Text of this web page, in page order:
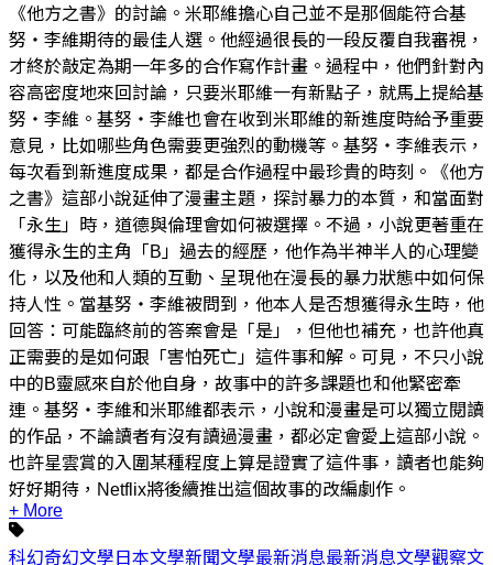
《他方之書》的討論。米耶維擔心自己並不是那個能符合基
努‧李維期待的最佳人選。他經過很長的一段反覆自我審視，
才終於敲定為期一年多的合作寫作計畫。過程中，他們針對內
容高密度地來回討論，只要米耶維一有新點子，就馬上提給基
努‧李維。基努‧李維也會在收到米耶維的新進度時給予重要
意見，比如哪些角色需要更強烈的動機等。基努‧李維表示，
每次看到新進度成果，都是合作過程中最珍貴的時刻。《他方
之書》這部小說延伸了漫畫主題，探討暴力的本質，和當面對
「永生」時，道德與倫理會如何被選擇。不過，小說更著重在
獲得永生的主角「B」過去的經歷，他作為半神半人的心理變
化，以及他和人類的互動、呈現他在漫長的暴力狀態中如何保
持人性。當基努‧李維被問到，他本人是否想獲得永生時，他
回答：可能臨終前的答案會是「是」，但他也補充，也許他真
正需要的是如何跟「害怕死亡」這件事和解。可見，不只小說
中的B靈感來自於他自身，故事中的許多課題也和他緊密牽
連。基努‧李維和米耶維都表示，小說和漫畫是可以獨立閱讀
的作品，不論讀者有沒有讀過漫畫，都必定會愛上這部小說。
也許星雲賞的入圍某種程度上算是證實了這件事，讀者也能夠
好好期待，Netflix將後續推出這個故事的改編劇作。
+ More
科幻奇幻文學 日本文學新聞文學最新消息最新消息文學觀察文